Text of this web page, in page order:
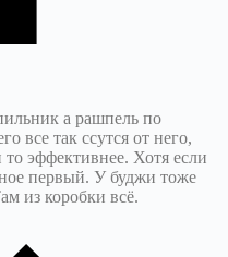
а рашпель по
все так ссутся от него,
эффективнее. Хотя если
первый. У буджи тоже
из коробки всё.